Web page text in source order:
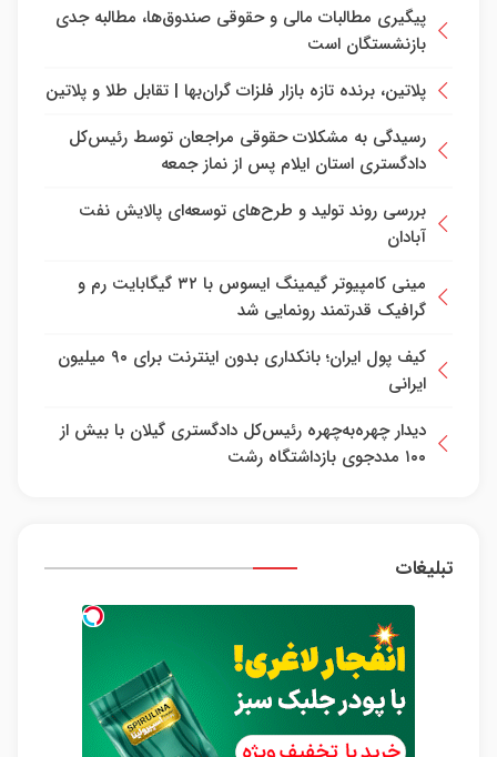
پیگیری مطالبات مالی و حقوقی صندوق‌ها، مطالبه جدی
بازنشستگان است
پلاتین، برنده تازه بازار فلزات گران‌بها | تقابل طلا و پلاتین
رسیدگی به مشکلات حقوقی مراجعان توسط رئیس‌کل
دادگستری استان ایلام پس از نماز جمعه
بررسی روند تولید و طرح‌های توسعه‌ای پالایش نفت
آبادان
مینی کامپیوتر گیمینگ ایسوس با ۳۲ گیگابایت رم و
گرافیک قدرتمند رونمایی شد
کیف پول ایران؛ بانکداری بدون اینترنت برای ۹۰ میلیون
ایرانی
دیدار چهره‌به‌چهره رئیس‌کل دادگستری گیلان با بیش از
۱۰۰ مددجوی بازداشتگاه رشت
تبلیغات